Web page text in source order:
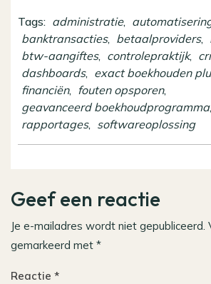
Tags: administratie,
banktransacties, betaalproviders,
btw-aangiftes, controlepraktijk,
dashboards, exact boekhouden
financiën, fouten opsporen,
geavanceerd boekhoudprogramma,
rapportages, softwareoplossing
Geef een reactie
Je e-mailadres wordt niet gepubliceerd.
gemarkeerd met *
Reactie *